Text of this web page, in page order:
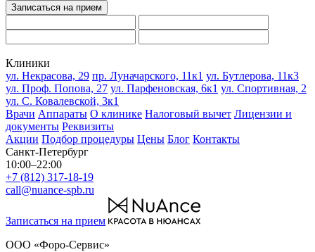
Клиники
ул. Некрасова, 29 пр. Луначарского, 11к1 ул. Бутлерова, 11к3
ул. Проф. Попова, 27 ул. Парфеновская, 6к1 ул. Спортивная, 2
ул. С. Ковалевской, 3к1
Врачи Аппараты О клинике Налоговый вычет Лицензии и
документы Реквизиты
Акции Подбор процедуры Цены Блог Контакты
Санкт-Петербург
10:00–22:00
+7 (812) 317-18-19
call@nuance-spb.ru
Записаться на прием
ООО «Форо-Сервис»